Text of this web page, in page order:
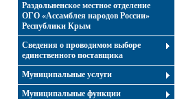
Раздольненское местное отделение
ОГО «Ассамблея народов России»
Республики Крым
Cведения о проводимом выборе
единственного поставщика
Муниципальные услуги
Муниципальные функции